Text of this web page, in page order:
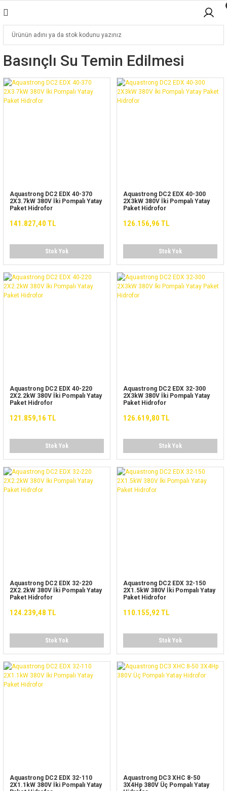
Basınçlı Su Temin Edilmesi
Aquastrong DC2 EDX 40-370
2X3.7kW 380V İki Pompalı Yatay
Paket Hidrofor
141.827,40 TL
Stok Yok
Aquastrong DC2 EDX 40-300
2X3kW 380V İki Pompalı Yatay
Paket Hidrofor
126.156,96 TL
Stok Yok
Aquastrong DC2 EDX 40-220
2X2.2kW 380V İki Pompalı Yatay
Paket Hidrofor
121.859,16 TL
Stok Yok
Aquastrong DC2 EDX 32-300
2X3kW 380V İki Pompalı Yatay
Paket Hidrofor
126.619,80 TL
Stok Yok
Aquastrong DC2 EDX 32-220
2X2.2kW 380V İki Pompalı Yatay
Paket Hidrofor
124.239,48 TL
Stok Yok
Aquastrong DC2 EDX 32-150
2X1.5kW 380V İki Pompalı Yatay
Paket Hidrofor
110.155,92 TL
Stok Yok
Aquastrong DC2 EDX 32-110
2X1.1kW 380V İki Pompalı Yatay
Aquastrong DC3 XHC 8-50
3X4Hp 380V Üç Pompalı Yatay